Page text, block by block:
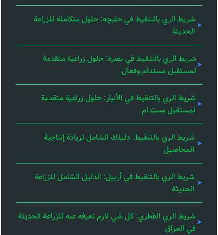
شريط الري بالتنقيط في حلبچه: حلول متكاملة للزراعة
الحديثة
شريط الري بالتنقيط في بصره: حلول زراعية متقدمة
لمستقبل مستدام وفعال
شريط الري بالتنقيط في الأنبار: حلول زراعية متقدمة
لمستقبل مستدام
شريط الري بالتنقيط: دليلك الشامل لزيادة إنتاجية
المحاصيل
شريط الري بالتنقيط في أربيل: الدليل الشامل للزراعة
الحديثة
شريط الري القطري: كل شي لازم تعرفه عنه للزراعة الحديثة
في العراق